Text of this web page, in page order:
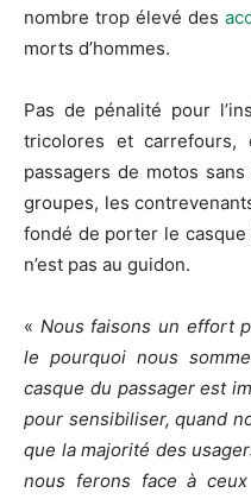
nombre trop élevé des
morts d’hommes.
Pas de pénalité pour l’
tricolores et carrefours,
passagers de motos sans
groupes, les
fondé de porter le casque
n’est pas au guidon.
« Nous faisons un effort
le pourquoi nous
casque du passager est
pour sensibiliser, quand
que la majorité des
nous ferons face à